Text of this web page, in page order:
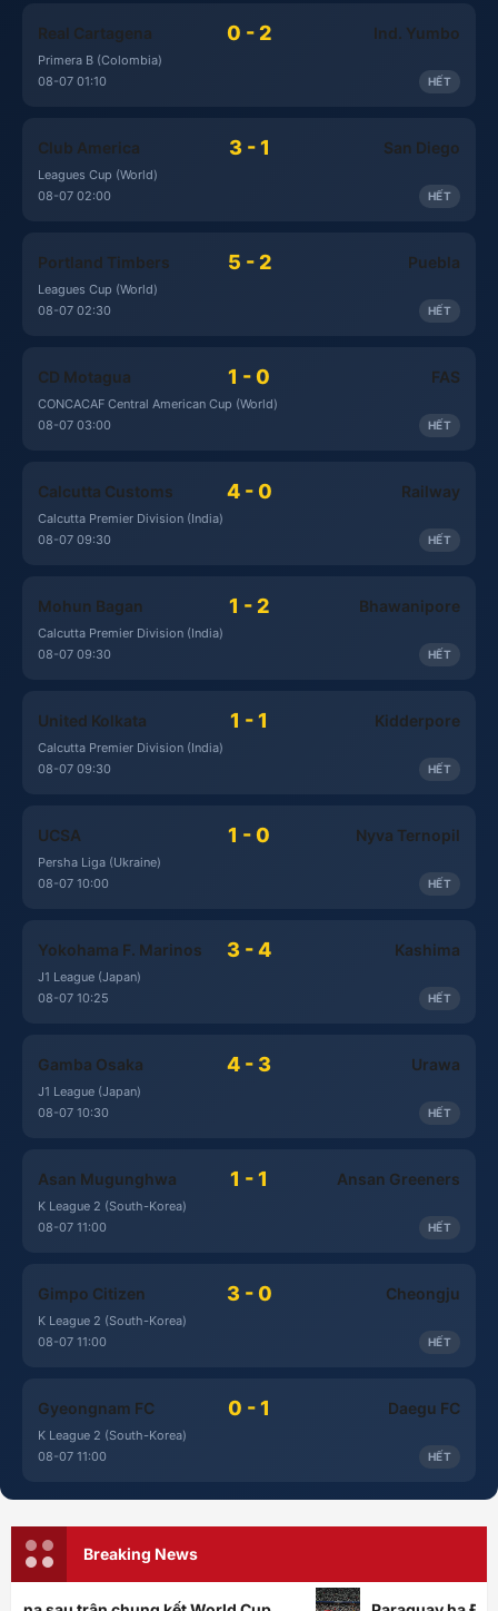
Real Cartagena 0 - 2 Ind. Yumbo
Primera B (Colombia)
08-07 01:10
HẾT
Club America 3 - 1 San Diego
Leagues Cup (World)
08-07 02:00
HẾT
Portland Timbers 5 - 2 Puebla
Leagues Cup (World)
08-07 02:30
HẾT
CD Motagua 1 - 0 FAS
CONCACAF Central American Cup (World)
08-07 03:00
HẾT
Calcutta Customs 4 - 0 Railway
Calcutta Premier Division (India)
08-07 09:30
HẾT
Mohun Bagan 1 - 2 Bhawanipore
Calcutta Premier Division (India)
08-07 09:30
HẾT
United Kolkata 1 - 1 Kidderpore
Calcutta Premier Division (India)
08-07 09:30
HẾT
UCSA 1 - 0 Nyva Ternopil
Persha Liga (Ukraine)
08-07 10:00
HẾT
Yokohama F. Marinos 3 - 4 Kashima
J1 League (Japan)
08-07 10:25
HẾT
Gamba Osaka 4 - 3 Urawa
J1 League (Japan)
08-07 10:30
HẾT
Asan Mugunghwa 1 - 1 Ansan Greeners
K League 2 (South-Korea)
08-07 11:00
HẾT
Gimpo Citizen 3 - 0 Cheongju
K League 2 (South-Korea)
08-07 11:00
HẾT
Gyeongnam FC 0 - 1 Daegu FC
K League 2 (South-Korea)
08-07 11:00
HẾT
Breaking News